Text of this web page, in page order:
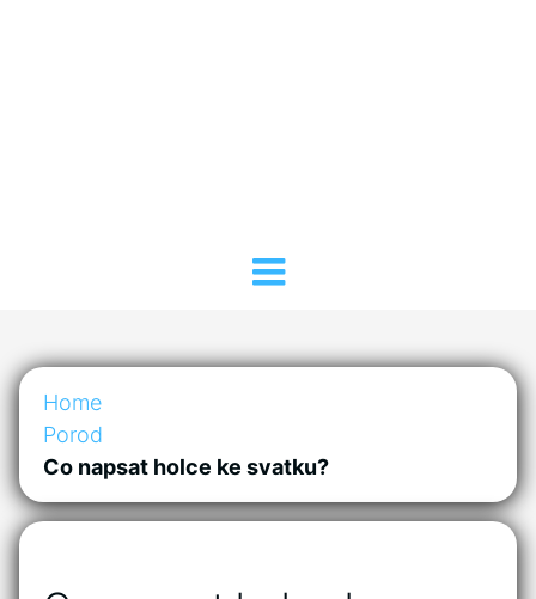
Home
Porod
Co napsat holce ke svatku?